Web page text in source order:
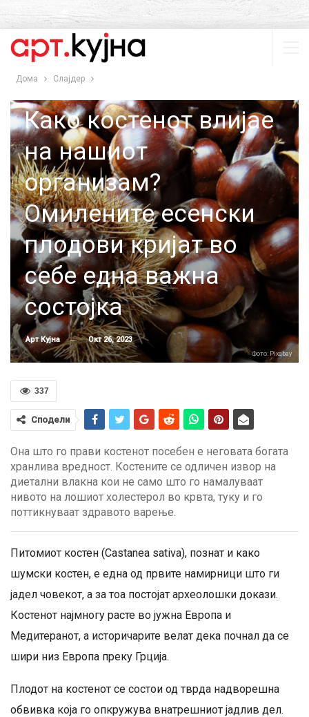
Дома Слајдер
СЛАЈДЕР ТОП 5
Како костенот влијае
на нашиот
организам?
Омилените есенски
плодови кријат во
себе една важна
состојка
Арт Кујна Окт 26, 2023
Фото: Pixabay
337
Сподели
Она што го прави костенот посебен е неговата богата
хранлива вредност. Костените се одличен извор на
диетални влакна кои не само што го намалуваат
нивото на лошиот холестерол во крвта, туку и го
поттикнуваат здравото варење.
Питомиот костен (Castanea sativa), познат и како
шумски костен, е една од првите намирници што ги
јадел човекот, а за тоа постојат археолошки докази.
Костенот најмногу расте во јужна Европа и
Медитеранот, а историчарите велат дека почнал да се
шири низ Европа преку Грција.
Плодот на костенот се состои од тврда надворешна
обвивка која го опкружува внатрешниот јадлив дел.